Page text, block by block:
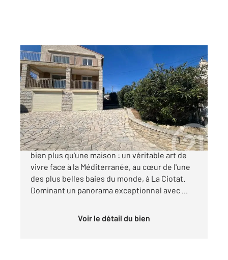
LA CIOTAT 13
156,80 m2, 7 pièces
Ref : 19341
Maison à vendre
989 000 €
LA CIOTAT A VENDRE vue mer Offrez-vous
bien plus qu'une maison : un véritable art de
vivre face à la Méditerranée, au cœur de l'une
des plus belles baies du monde, à La Ciotat.
Dominant un panorama exceptionnel avec ...
Voir le détail du bien